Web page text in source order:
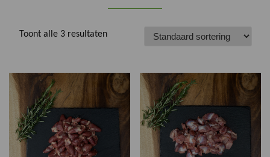
Toont alle 3 resultaten